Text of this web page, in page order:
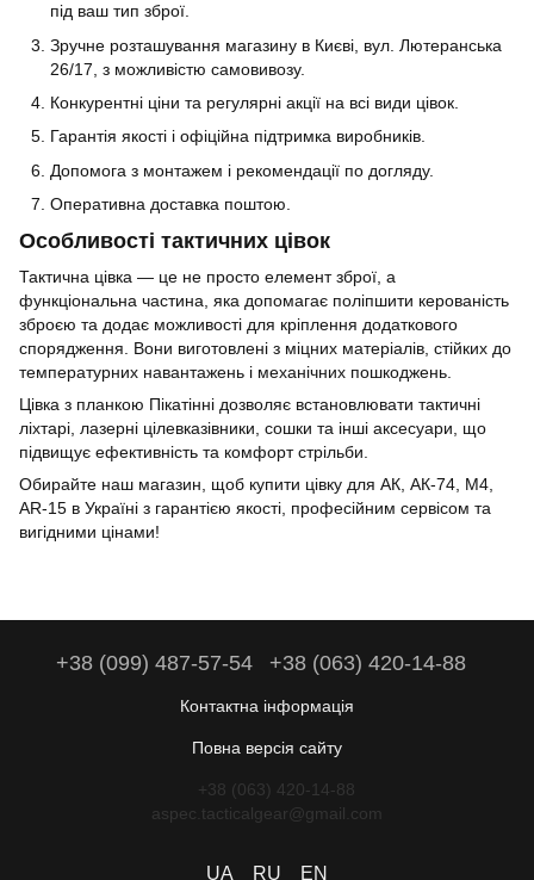
під ваш тип зброї.
Зручне розташування магазину в Києві, вул. Лютеранська
26/17, з можливістю самовивозу.
Конкурентні ціни та регулярні акції на всі види цівок.
Гарантія якості і офіційна підтримка виробників.
Допомога з монтажем і рекомендації по догляду.
Оперативна доставка поштою.
Особливості тактичних цівок
Тактична цівка — це не просто елемент зброї, а
функціональна частина, яка допомагає поліпшити керованість
зброєю та додає можливості для кріплення додаткового
спорядження. Вони виготовлені з міцних матеріалів, стійких до
температурних навантажень і механічних пошкоджень.
Цівка з планкою Пікатінні дозволяє встановлювати тактичні
ліхтарі, лазерні цілевказівники, сошки та інші аксесуари, що
підвищує ефективність та комфорт стрільби.
Обирайте наш магазин, щоб купити цівку для АК, АК-74, М4,
AR-15 в Україні з гарантією якості, професійним сервісом та
вигідними цінами!
+38 (099) 487-57-54 +38 (063) 420-14-88
Контактна інформація
Повна версія сайту
+38 (063) 420-14-88
aspec.tacticalgear@gmail.com
UA RU EN